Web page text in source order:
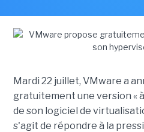
Mardi 22 juillet, VMware a
gratuitement une version «
de son logiciel de
s'agit de répondre à la